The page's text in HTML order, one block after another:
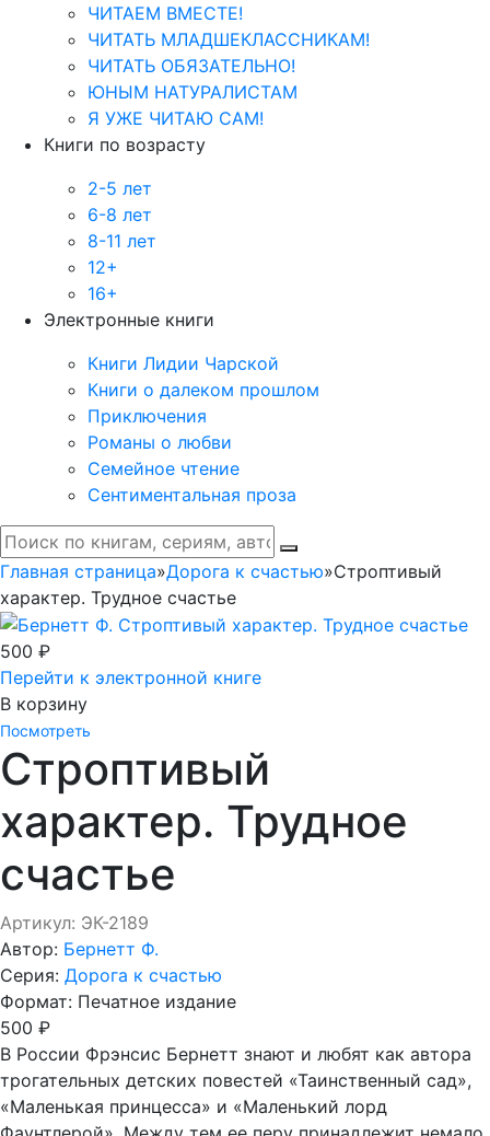
ЧИТАЕМ ВМЕСТЕ!
ЧИТАТЬ МЛАДШЕКЛАССНИКАМ!
ЧИТАТЬ ОБЯЗАТЕЛЬНО!
ЮНЫМ НАТУРАЛИСТАМ
Я УЖЕ ЧИТАЮ САМ!
Книги по возрасту
2-5 лет
6-8 лет
8-11 лет
12+
16+
Электронные книги
Книги Лидии Чарской
Книги о далеком прошлом
Приключения
Романы о любви
Семейное чтение
Сентиментальная проза
Главная страница»Дорога к счастью»Строптивый
характер. Трудное счастье
500 ₽
Перейти к электронной книге
В корзину
Посмотреть
Строптивый
характер. Трудное
счастье
Артикул: ЭК-2189
Автор: Бернетт Ф.
Серия: Дорога к счастью
Формат: Печатное издание
500 ₽
В России Фрэнсис Бернетт знают и любят как автора
трогательных детских повестей «Таинственный сад»,
«Маленькая принцесса» и «Маленький лорд